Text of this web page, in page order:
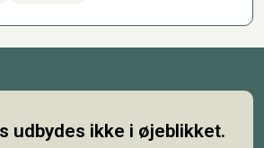
udbydes ikke i øjeblikket.